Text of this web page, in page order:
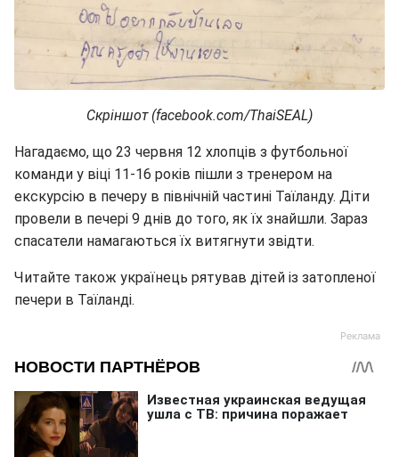
Скріншот (facebook.com/ThaiSEAL)
Нагадаємо, що 23 червня 12 хлопців з футбольної
команди у віці 11-16 років пішли з тренером на
екскурсію в печеру в північній частині Таїланду. Діти
провели в печері 9 днів до того, як їх знайшли. Зараз
спасатели намагаються їх витягнути звідти.
Читайте також українець рятував дітей із затопленої
печери в Таїланді.